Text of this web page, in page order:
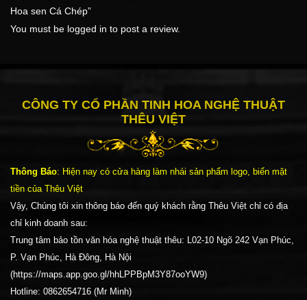
Hoa sen Cá Chép”
You must be logged in to post a review.
CÔNG TY CỔ PHẦN TINH HOA NGHỆ THUẬT
THÊU VIỆT
Thông Báo: Hiện nay có cửa hàng làm nhái sản phẩm logo, biển mặt
tiền của Thêu Việt
Vậy, Chúng tôi xin thông báo đến quý khách rằng Thêu Việt chỉ có địa
chỉ kinh doanh sau:
Trung tâm bảo tồn văn hóa nghệ thuật thêu: L02-10 Ngõ 242 Vạn Phúc,
P. Vạn Phúc, Hà Đông, Hà Nội
(https://maps.app.goo.gl/hhLPPBpM3Y87ooYW9)
Hotline: 0862654716 (Mr Minh)